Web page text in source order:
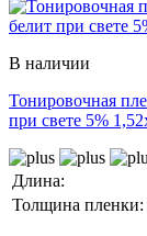
В наличии
Тонировочная
при свете 5%
Длина:
Толщина пленки: